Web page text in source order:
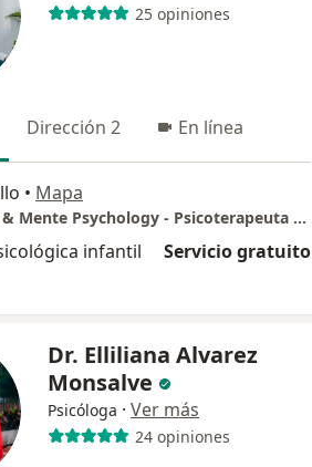
25 opiniones
Dirección 2 En línea
• Mapa
Bello - Alma & Mente Psychology - Psicoterapeuta Bibiana Brand
infantil Servicio gratuito
Dr. Elliliana Alvarez
Monsalve
Psicóloga · Ver más
24 opiniones